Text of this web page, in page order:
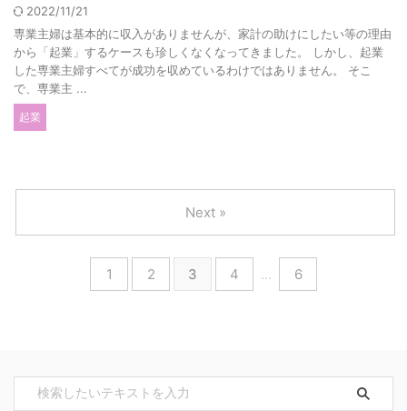
2022/11/21
専業主婦は基本的に収入がありませんが、家計の助けにしたい等の理由
から「起業」するケースも珍しくなくなってきました。 しかし、起業
した専業主婦すべてが成功を収めているわけではありません。 そこ
で、専業主 ...
起業
1 2 3 4 … 6
Next »